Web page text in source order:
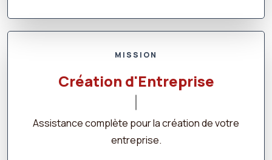
MISSION
Création d'Entreprise
Assistance complète pour la création de votre
entreprise.